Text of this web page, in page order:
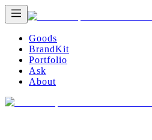
Goods
BrandKit
Portfolio
Ask
About